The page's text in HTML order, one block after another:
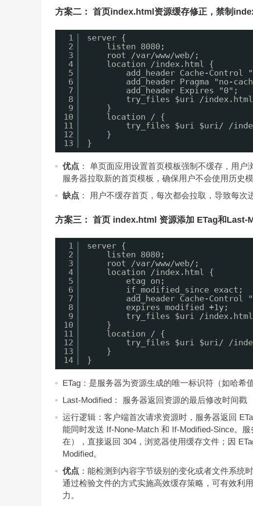
方案二： 首页index.html资源缓存修正，禁制
1
2
3
4
5
6
7
8
9
10
11
12
13
server {
listen 8080;
root /var/www/web/;
location /index.html {
add_header Cache-
add_header Pragma "no-
add_header Expires "0";
try_files $uri /
}
location / {
try_files $uri $uri/ /
}
}
优点 ： 单页面应用设置首页模板强制不缓存，用
服务器拉取新的首页模板，确保用户不会使用历史模
缺点 ： 用户不缓存首页，每次都会拉取，导致每次
方案三： 首页 index.html 资源添加 ETag和Last-
1
2
3
4
5
6
7
8
9
10
11
12
13
14
server {
listen 8080;
root /var/www/web/;
location /index.html {
etag on;
if_modified_since exact;
add_header Cache-Control
expires modified +1y;
try_files $uri /
}
location / {
try_files $uri $uri/ /
}
}
ETag：是服务器为资源生成的唯一标识符（如哈希
Last-Modified： 服务器返回资源的最后修改时间戳
运行逻辑：客户端首次请求资源时，服务器返回
能同时发送 If-None-Match 和 If-Modified-Since。
在），直接返回 304，浏览器使用缓存文件；因
Modified。
优点 ：能检测到内容字节级别的变化或者文件系统
通过检验文件的方式实施高效缓存策略，可有效利
力。